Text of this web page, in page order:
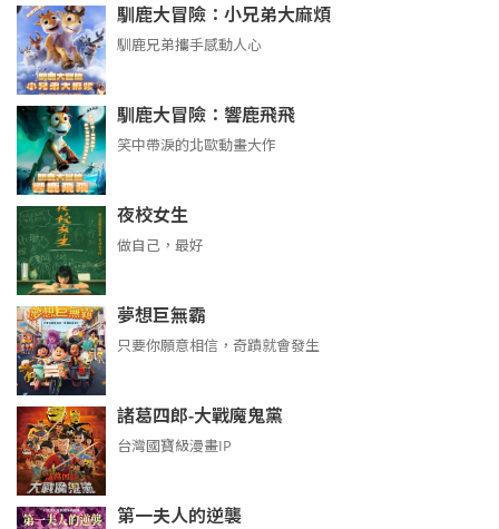
馴鹿大冒險：小兄弟大麻煩
馴鹿兄弟攜手感動人心
馴鹿大冒險：響鹿飛飛
笑中帶淚的北歐動畫大作
夜校女生
做自己，最好
夢想巨無霸
只要你願意相信，奇蹟就會發生
諸葛四郎-大戰魔鬼黨
台灣國寶級漫畫IP
第一夫人的逆襲